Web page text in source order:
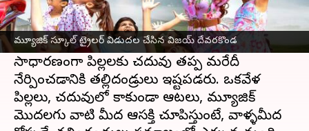
మ్యూజిక్ స్కూల్ ట్రైలర్ విడుదల చేసిన విజయ్ దేవరకొండ
శ్రియా శరణ్, శర్మాన్ జోషి ప్రధాన పాత్రలో రూపొందిన
మ్యూజిక్ స్కూల్ ట్రైలర్ ని ఈరోజు మద్యాహ్నం,
విజయ్ దేవరకొండలాంచ్ చేసారు.
సాధారణంగా పిల్లలకు చదువు తప్ప మరేదీ
నేర్పించడానికి తల్లిదండ్రులు ఇష్టపడరు. ఒకవేళ
పిల్లలు, చదువులో కాకుండా ఆటలు, మ్యూజిక్
మొదలగు వాటి మీద ఆసక్తి చూపిస్తుంటే, వాళ్ళమీద